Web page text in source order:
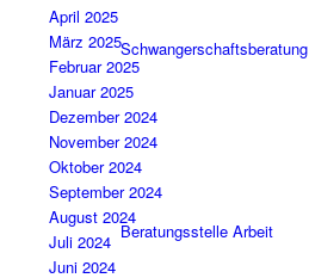
Schwangerschaftsberatung
Beratungsstelle Arbeit
April 2025
März 2025
Februar 2025
Januar 2025
Dezember 2024
November 2024
Oktober 2024
September 2024
August 2024
Juli 2024
Juni 2024